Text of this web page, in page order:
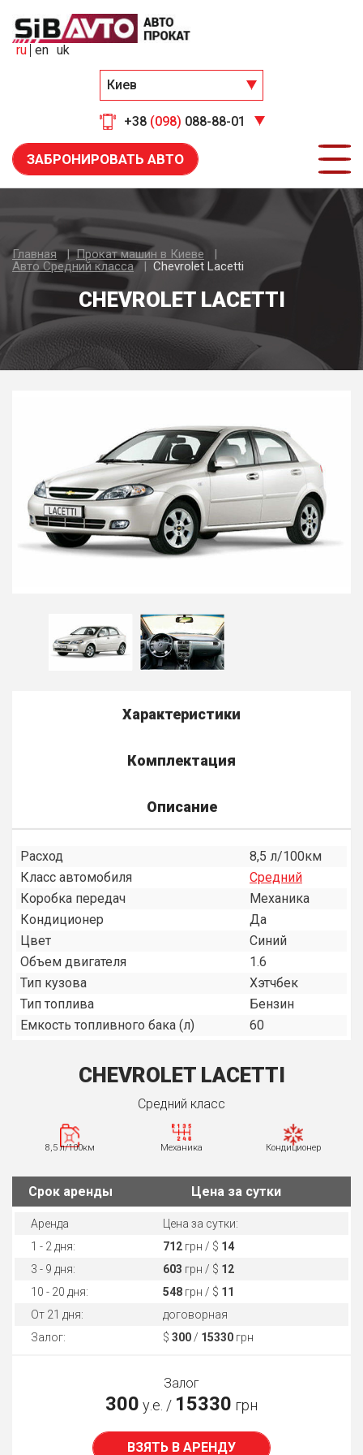
Киев
+38 (098) 088-88-01
ru en uk
ЗАБРОНИРОВАТЬ АВТО
Главная
Прокат машин в Киеве
Авто Средний класса
Chevrolet Lacetti
CHEVROLET LACETTI
Характеристики
Комплектация
Описание
Расход
8,5 л/100км
Класс автомобиля
Средний
Коробка передач
Механика
Кондиционер
Да
Цвет
Синий
Объем двигателя
1.6
Тип кузова
Хэтчбек
Тип топлива
Бензин
Емкость топливного бака (л)
60
CHEVROLET LACETTI
Средний класс
8,5 л/100км Механика Кондиционер
Cрок аренды Цена за сутки
Аренда
Цена за сутки:
1 - 2 дня:
712 грн / $ 14
3 - 9 дня:
603 грн / $ 12
10 - 20 дня:
548 грн / $ 11
От 21 дня:
договорная
Залог:
$ 300 / 15330 грн
Залог
300 у.е. / 15330 грн
ВЗЯТЬ В АРЕНДУ